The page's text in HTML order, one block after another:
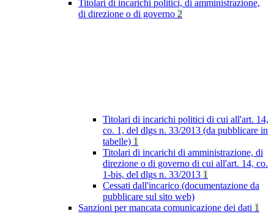
Titolari di incarichi politici, di amministrazione,
di direzione o di governo 2
Titolari di incarichi politici di cui all'art. 14,
co. 1, del dlgs n. 33/2013 (da pubblicare in
tabelle) 1
Titolari di incarichi di amministrazione, di
direzione o di governo di cui all'art. 14, co.
1-bis, del dlgs n. 33/2013 1
Cessati dall'incarico (documentazione da
pubblicare sul sito web)
Sanzioni per mancata comunicazione dei dati 1